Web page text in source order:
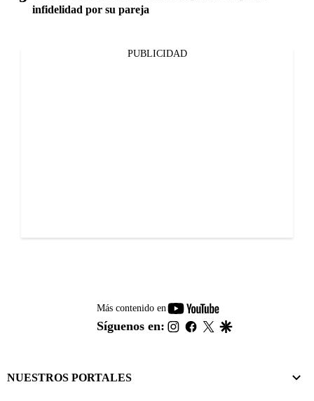
infidelidad por su pareja
PUBLICIDAD
Más contenido en
youtube-
footer
Síguenos en: instagram
facebook
twitter
NUESTROS PORTALES